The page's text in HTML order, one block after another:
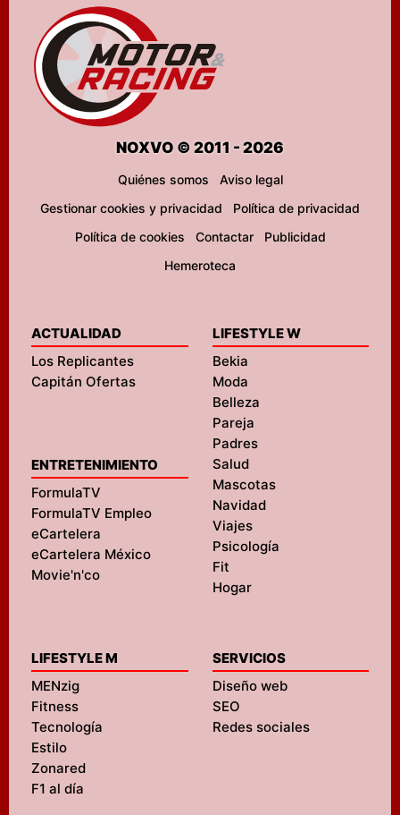
NOXVO © 2011 - 2026
Quiénes somos
Aviso legal
Gestionar cookies y privacidad
Política de privacidad
Política de cookies
Contactar
Publicidad
Hemeroteca
ACTUALIDAD
Los Replicantes
Capitán Ofertas
ENTRETENIMIENTO
FormulaTV
FormulaTV Empleo
eCartelera
eCartelera México
Movie'n'co
LIFESTYLE W
Bekia
Moda
Belleza
Pareja
Padres
Salud
Mascotas
Navidad
Viajes
Psicología
Fit
Hogar
LIFESTYLE M
MENzig
Fitness
Tecnología
Estilo
Zonared
F1 al día
SERVICIOS
Diseño web
SEO
Redes sociales